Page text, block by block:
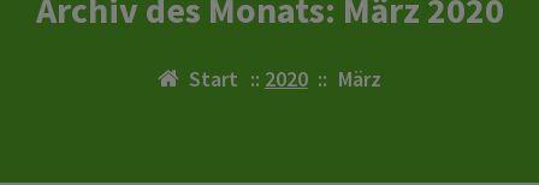
Archiv des Monats: März 2020
Start :: 2020:: März